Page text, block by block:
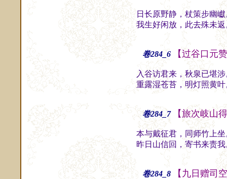
日长原野静，杖策步幽
我生好闲放，此去殊未
卷284_6 【过谷口元
入谷访君来，秋泉已堪
重露湿苍苔，明灯照黄
卷284_7 【旅次岐山
本与戴征君，同师竹上
昨日山信回，寄书来责我
卷284_8 【九日赠司